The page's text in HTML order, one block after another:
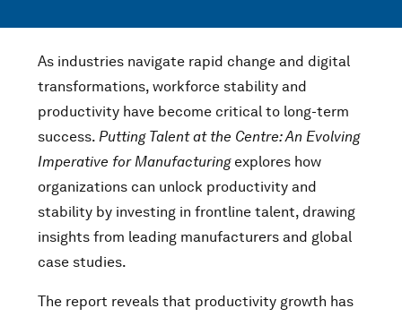
As industries navigate rapid change and digital
transformations, workforce stability and
productivity have become critical to long-term
success. Putting Talent at the Centre: An Evolving
Imperative for Manufacturing explores how
organizations can unlock productivity and
stability by investing in frontline talent, drawing
insights from leading manufacturers and global
case studies.
The report reveals that productivity growth has